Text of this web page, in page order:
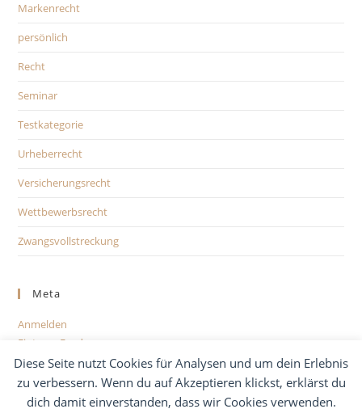
Diese Seite nutzt Cookies für Analysen und um dein Erlebnis
zu verbessern. Wenn du auf Akzeptieren klickst, erklärst du
dich damit einverstanden, dass wir Cookies verwenden.
Markenrecht
persönlich
Recht
Seminar
Testkategorie
Urheberrecht
Versicherungsrecht
Wettbewerbsrecht
Zwangsvollstreckung
Meta
Anmelden
Eintrags-Feed
Kommentar-Feed
WordPress.org